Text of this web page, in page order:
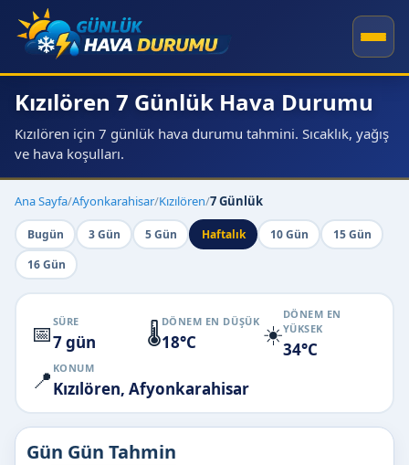
Kızılören 7 Günlük Hava Durumu
Kızılören için 7 günlük hava durumu tahmini. Sıcaklık, yağış
ve hava koşulları.
Ana Sayfa/Afyonkarahisar/Kızılören/7 Günlük
Bugün 3 Gün 5 Gün Haftalık 10 Gün
15 Gün
16 Gün
📅 SÜRE
7 gün 🌡️DÖNEM EN DÜŞÜK
18°C ☀️
DÖNEM EN
YÜKSEK
34°C
📍 KONUM
Kızılören, Afyonkarahisar
Gün Gün Tahmin